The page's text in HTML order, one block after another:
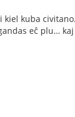
kuba
eĉ plu…